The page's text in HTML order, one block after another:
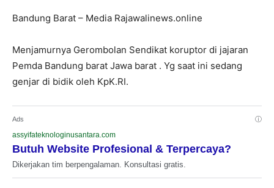
Bandung Barat – Media Rajawalinews.online
Menjamurnya Gerombolan Sendikat koruptor di jajaran
Pemda Bandung barat Jawa barat . Yg saat ini sedang
genjar di bidik oleh KpK.RI.
Ads ⓘ
assyifateknologinusantara.com
Butuh Website Profesional & Terpercaya?
Dikerjakan tim berpengalaman. Konsultasi gratis.